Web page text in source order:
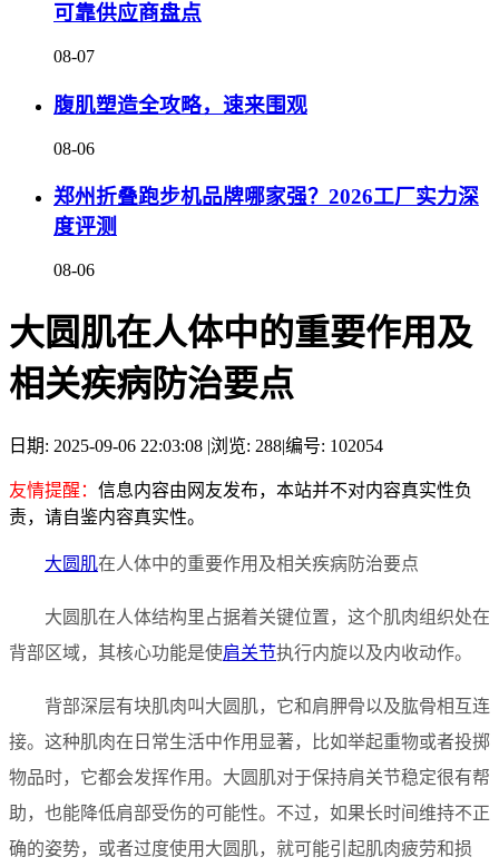
可靠供应商盘点
08-07
腹肌塑造全攻略，速来围观
08-06
郑州折叠跑步机品牌哪家强？2026工厂实力深
度评测
08-06
大圆肌在人体中的重要作用及
相关疾病防治要点
日期: 2025-09-06 22:03:08 |浏览: 288|编号: 102054
友情提醒： 信息内容由网友发布，本站并不对内容真实性负
责，请自鉴内容真实性。
大圆肌在人体中的重要作用及相关疾病防治要点
大圆肌在人体结构里占据着关键位置，这个肌肉组织处在
背部区域，其核心功能是使肩关节执行内旋以及内收动作。
背部深层有块肌肉叫大圆肌，它和肩胛骨以及肱骨相互连
接。这种肌肉在日常生活中作用显著，比如举起重物或者投掷
物品时，它都会发挥作用。大圆肌对于保持肩关节稳定很有帮
助，也能降低肩部受伤的可能性。不过，如果长时间维持不正
确的姿势，或者过度使用大圆肌，就可能引起肌肉疲劳和损